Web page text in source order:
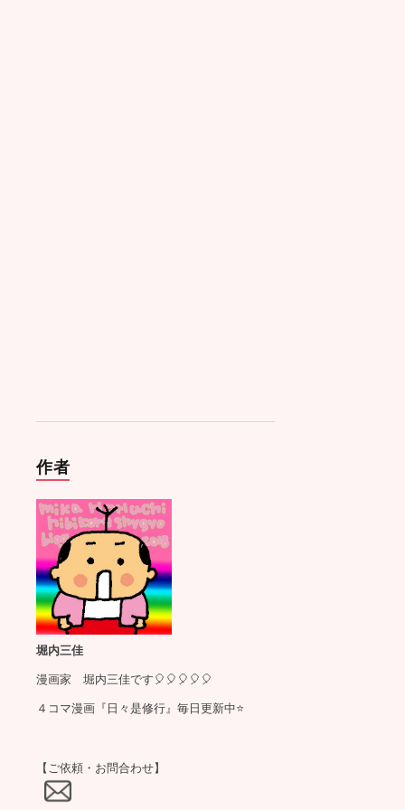
作者
堀内三佳
漫画家 堀内三佳です🎈🎈🎈🎈🎈
４コマ漫画『日々是修行』毎日更新中⭐️
【ご依頼・お問合わせ】